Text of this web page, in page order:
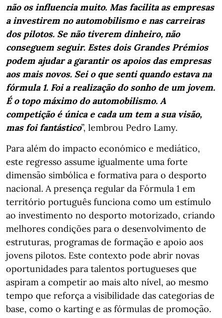
não os influencia muito. Mas facilita as empresas
a investirem no automobilismo e nas carreiras
dos pilotos. Se não tiverem dinheiro, não
conseguem seguir. Estes dois Grandes Prémios
podem ajudar a garantir os apoios das empresas
aos mais novos. Sei o que senti quando estava na
fórmula 1. Foi a realização do sonho de um jovem.
É o topo máximo do automobilismo. A
competição é única e cada um tem a sua visão,
mas foi fantástico”, lembrou Pedro Lamy.
Para além do impacto económico e mediático,
este regresso assume igualmente uma forte
dimensão simbólica e formativa para o desporto
nacional. A presença regular da Fórmula 1 em
território português funciona como um estímulo
ao investimento no desporto motorizado, criando
melhores condições para o desenvolvimento de
estruturas, programas de formação e apoio aos
jovens pilotos. Este contexto pode abrir novas
oportunidades para talentos portugueses que
aspiram a competir ao mais alto nível, ao mesmo
tempo que reforça a visibilidade das categorias de
base, como o karting e as fórmulas de promoção.